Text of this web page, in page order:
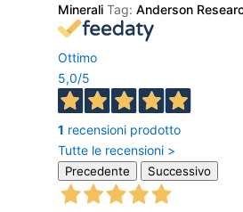
Minerali Tag:Anderson
Ottimo
5,0/5
1 recensioni prodotto
Tutte le recensioni >
Precedente Successivo